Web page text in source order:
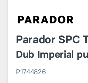
Parador SPC
Dub Imperial
P1744826